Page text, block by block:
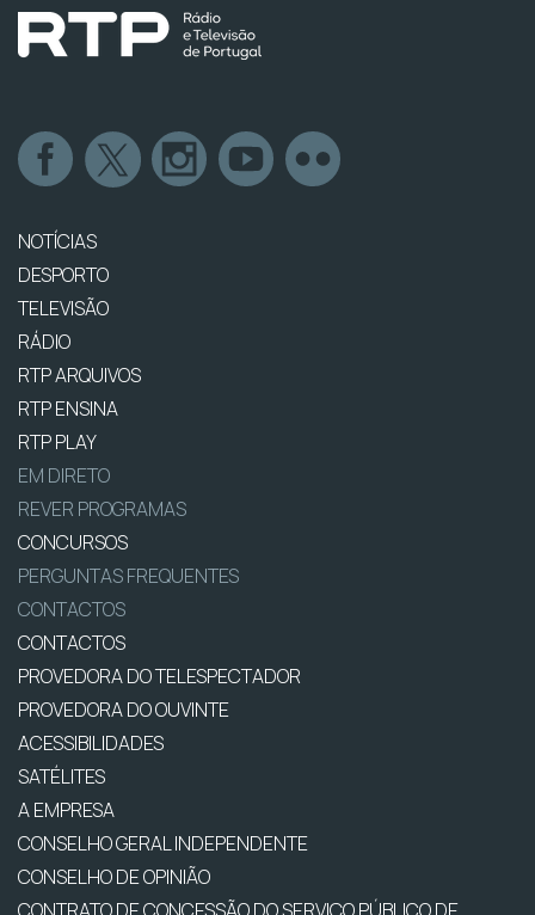
NOTÍCIAS
DESPORTO
TELEVISÃO
RÁDIO
RTP ARQUIVOS
RTP ENSINA
RTP PLAY
EM DIRETO
REVER PROGRAMAS
CONCURSOS
PERGUNTAS FREQUENTES
CONTACTOS
CONTACTOS
PROVEDORA DO TELESPECTADOR
PROVEDORA DO OUVINTE
ACESSIBILIDADES
SATÉLITES
A EMPRESA
CONSELHO GERAL INDEPENDENTE
CONSELHO DE OPINIÃO